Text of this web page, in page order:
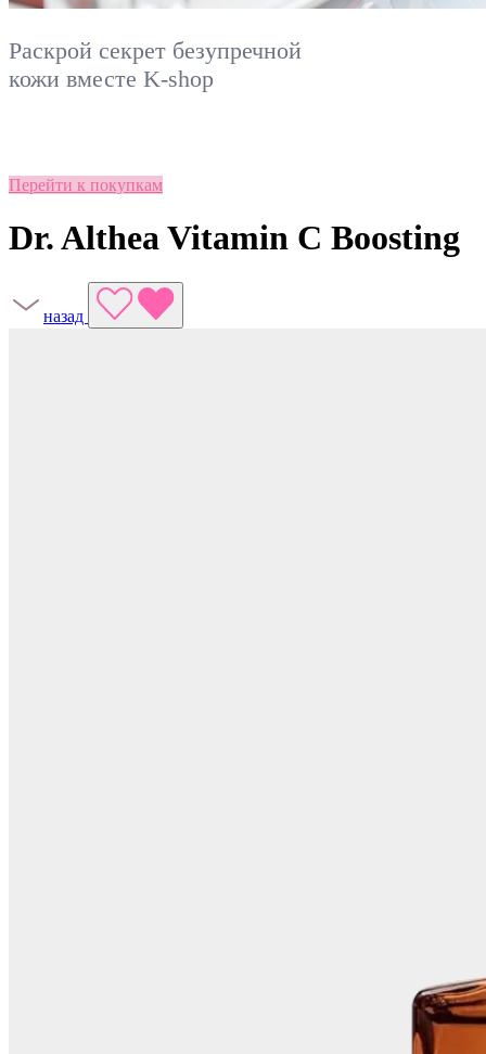
Раскрой секрет безупречной
кожи вместе K-shop
Перейти к покупкам
Dr. Althea Vitamin C Boosting
назад